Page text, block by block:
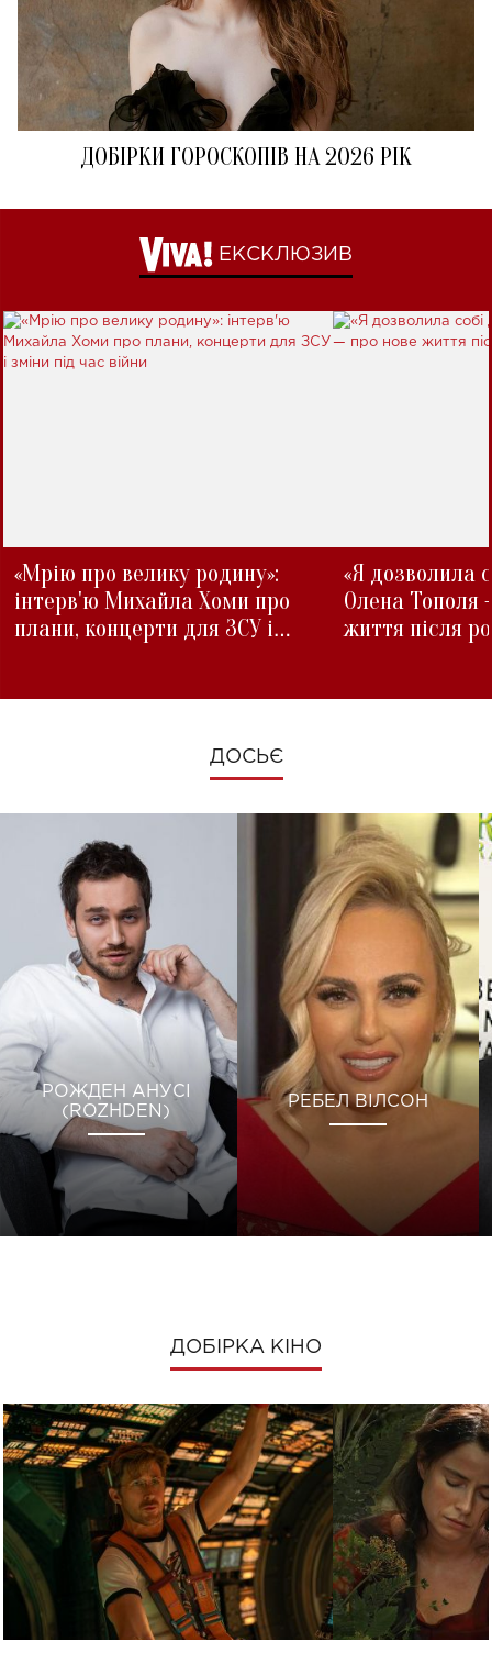
ДОБІРКИ ГОРОСКОПІВ НА 2026 РІК
ЕКСКЛЮЗИВ
«Мрію про велику родину»:
інтерв'ю Михайла Хоми про
плани, концерти для ЗСУ і
«Я дозволила
Олена Тополя
життя після
ДОСЬЄ
РОЖДЕН АНУСІ
(ROZHDEN)
РЕБЕЛ ВІЛСОН
ДОБІРКА КІНО